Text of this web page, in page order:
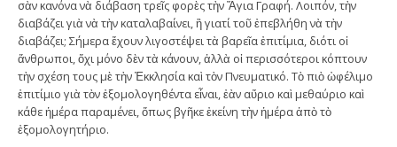
σὰν κανόνα νὰ διάβαση τρεῖς φορὲς τὴν Ἅγια Γραφή. Λοιπόν, τὴν
διαβάζει γιὰ νὰ τὴν καταλαβαίνει, ἢ γιατί τοῦ ἐπεβλήθη νὰ τὴν
διαβάζει; Σήμερα ἔχουν λιγοστέψει τὰ βαρεῖα ἐπιτίμια, διότι οἱ
ἄνθρωποι, ὄχι μόνο δὲν τὰ κάνουν, ἀλλὰ οἱ περισσότεροι κόπτουν
τὴν σχέση τους μὲ τὴν Ἐκκλησία καὶ τὸν Πνευματικό. Τὸ πιὸ ὠφέλιμο
ἐπιτίμιο γιὰ τὸν ἐξομολογηθέντα εἶναι, ἐὰν αὔριο καὶ μεθαύριο καὶ
κάθε ἡμέρα παραμένει, ὅπως βγῆκε ἐκείνη τὴν ἡμέρα ἀπὸ τὸ
ἐξομολογητήριο.